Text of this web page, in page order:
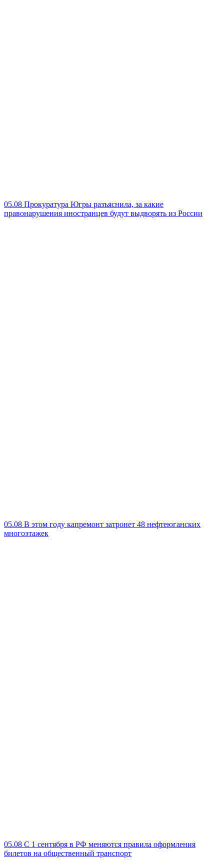
05.08 Прокуратура Югры разъяснила, за какие
правонарушения иностранцев будут выдворять из России
05.08 В этом году капремонт затронет 48 нефтеюганских
многоэтажек
05.08 С 1 сентября в РФ меняются правила оформления
билетов на общественный транспорт